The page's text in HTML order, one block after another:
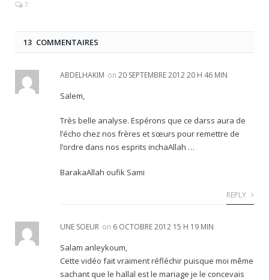
7
13 COMMENTAIRES
ABDELHAKIM on 20 SEPTEMBRE 2012 20 H 46 MIN
Salem,
Très belle analyse. Espérons que ce darss aura de
l’écho chez nos frères et sœurs pour remettre de
l’ordre dans nos esprits inchaAllah …
BarakaAllah oufik Sami
REPLY
UNE SOEUR on 6 OCTOBRE 2012 15 H 19 MIN
Salam anleykoum,
Cette vidéo fait vraiment réfléchir puisque moi même
sachant que le hallal est le mariage je le concevais